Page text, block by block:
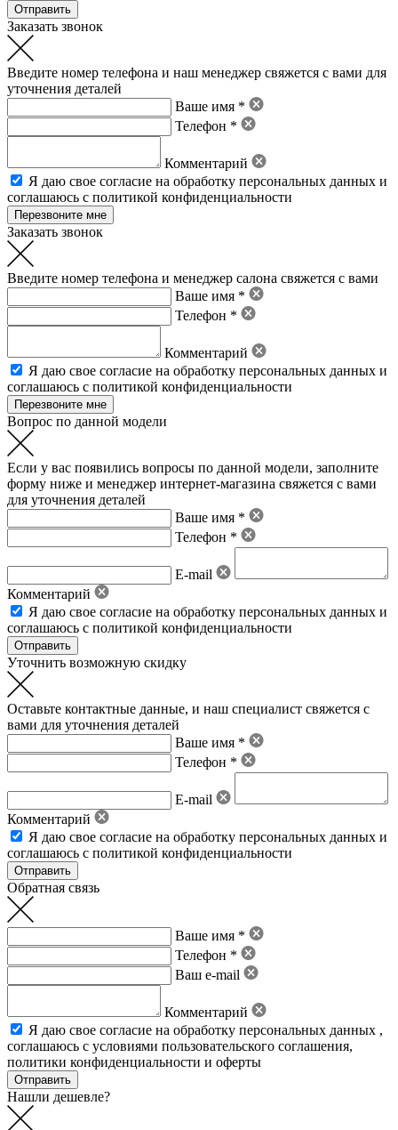
Заказать звонок
Введите номер телефона и наш менеджер свяжется с вами для
уточнения деталей
Ваше имя *
Телефон *
Комментарий
Я даю свое согласие на обработку персональных данных и
соглашаюсь с политикой конфиденциальности
Заказать звонок
Введите номер телефона и менеджер салона свяжется с вами
Ваше имя *
Телефон *
Комментарий
Я даю свое согласие на обработку персональных данных и
соглашаюсь с политикой конфиденциальности
Вопрос по данной модели
Если у вас появились вопросы по данной модели, заполните
форму ниже и менеджер интернет-магазина свяжется с вами
для уточнения деталей
Ваше имя *
Телефон *
E-mail
Комментарий
Я даю свое согласие на обработку персональных данных и
соглашаюсь с политикой конфиденциальности
Уточнить возможную скидку
Оставьте контактные данные, и наш специалист свяжется с
вами для уточнения деталей
Ваше имя *
Телефон *
E-mail
Комментарий
Я даю свое согласие на обработку персональных данных и
соглашаюсь с политикой конфиденциальности
Обратная связь
Ваше имя *
Телефон *
Ваш e-mail
Комментарий
Я даю свое согласие на обработку персональных данных ,
соглашаюсь с условиями пользовательского соглашения,
политики конфиденциальности и оферты
Нашли дешевле?